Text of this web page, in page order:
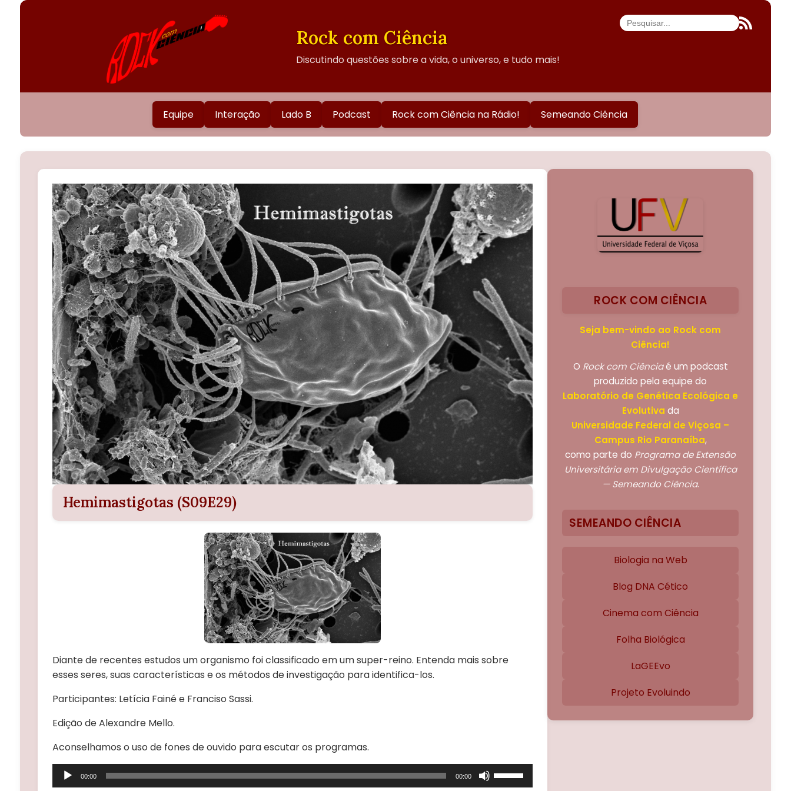
Rock com Ciência
Discutindo questões sobre a vida, o universo, e tudo mais!
Equipe Interação Lado B Podcast Rock com Ciência na Rádio! Semeando Ciência
Hemimastigotas (S09E29)
Diante de recentes estudos um organismo foi classificado em um super-reino. Entenda mais sobre
esses seres, suas características e os métodos de investigação para identifica-los.
Participantes: Letícia Fainé e Franciso Sassi.
Edição de Alexandre Mello.
Aconselhamos o uso de fones de ouvido para escutar os programas.
Tocador
de
00:00 00:00
as
ROCK COM CIÊNCIA
Seja bem-vindo ao Rock com
Ciência!
O Rock com Ciênciaé um podcast
produzido pela equipe do
Laboratório de Genética Ecológica e
Evolutiva da
Universidade Federal de Viçosa –
Campus Rio Paranaíba,
como parte do Programa de Extensão
Universitária em Divulgação Científica
— Semeando Ciência.
SEMEANDO CIÊNCIA
Biologia na Web
Blog DNA Cético
Cinema com Ciência
Folha Biológica
LaGEEvo
Projeto Evoluindo